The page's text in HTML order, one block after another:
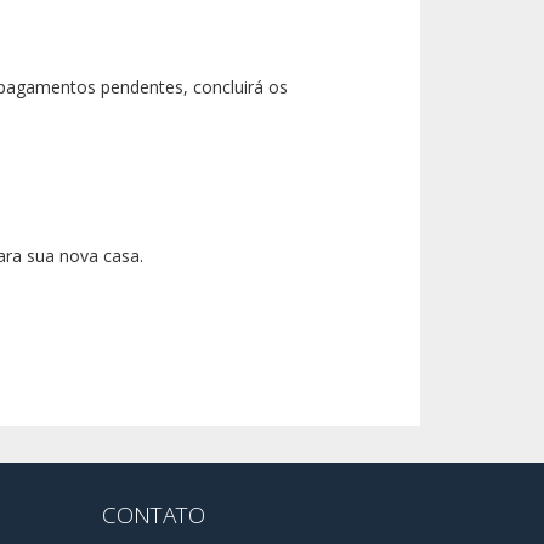
pendentes, concluirá os
sua nova casa.
CONTATO